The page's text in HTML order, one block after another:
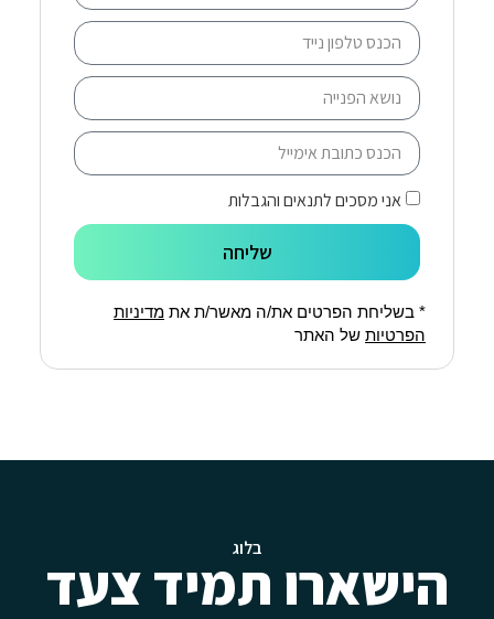
אני מסכים לתנאים והגבלות
שליחה
* בשליחת הפרטים את/ה מאשר/ת את מדיניות
הפרטיות של האתר
בלוג
הישארו תמיד צעד